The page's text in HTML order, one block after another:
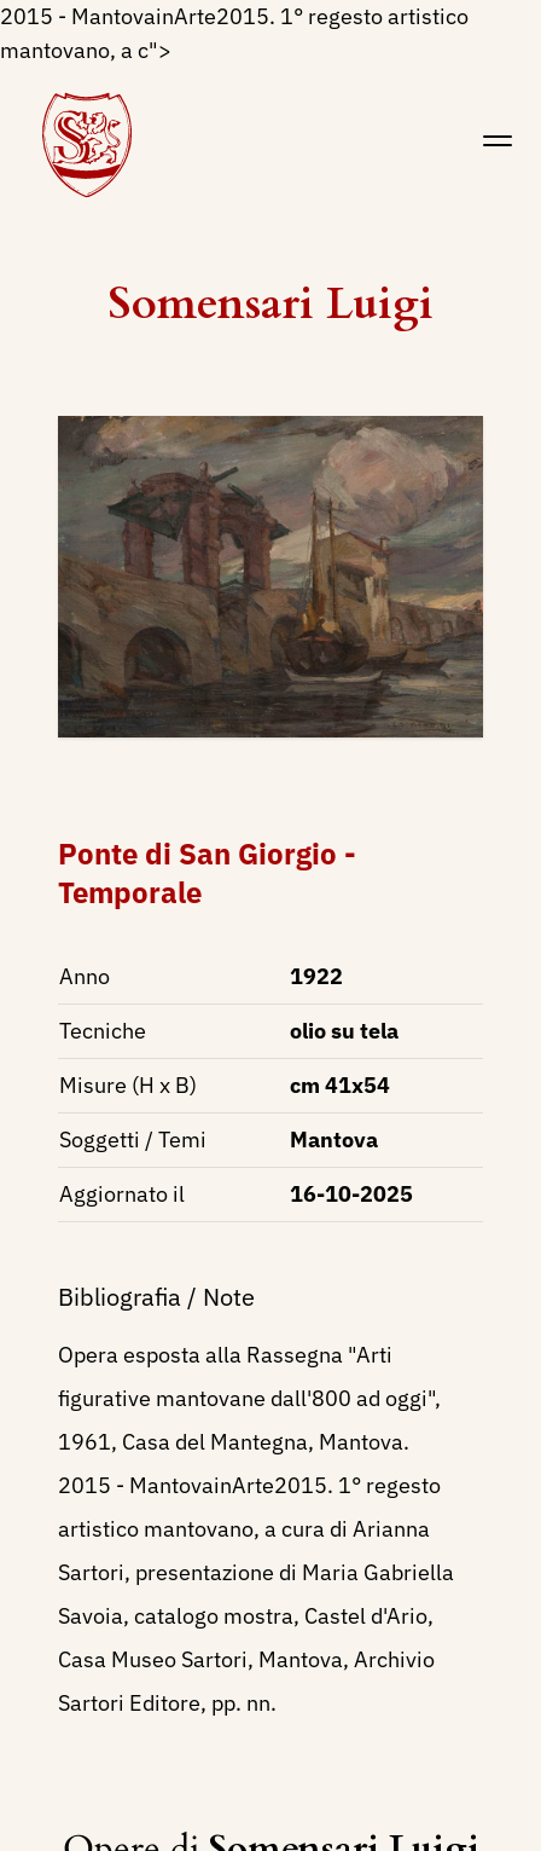
2015 - MantovainArte2015. 1° regesto artistico
mantovano, a c">
Somensari Luigi
Ponte di San Giorgio -
Temporale
Anno
1922
Tecniche
olio su tela
Misure (H x B)
cm 41x54
Soggetti / Temi
Mantova
Aggiornato il
16-10-2025
Bibliografia / Note
Opera esposta alla Rassegna "Arti
figurative mantovane dall'800 ad oggi",
1961, Casa del Mantegna, Mantova.
2015 - MantovainArte2015. 1° regesto
artistico mantovano, a cura di Arianna
Sartori, presentazione di Maria Gabriella
Savoia, catalogo mostra, Castel d'Ario,
Casa Museo Sartori, Mantova, Archivio
Sartori Editore, pp. nn.